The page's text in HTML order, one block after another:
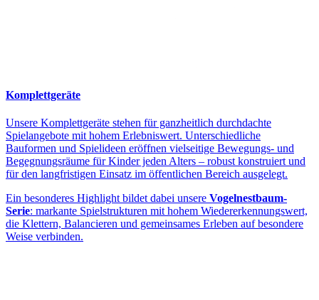
Komplettgeräte
Unsere Komplettgeräte stehen für ganzheitlich durchdachte
Spielangebote mit hohem Erlebniswert. Unterschiedliche
Bauformen und Spielideen eröffnen vielseitige Bewegungs- und
Begegnungsräume für Kinder jeden Alters – robust konstruiert und
für den langfristigen Einsatz im öffentlichen Bereich ausgelegt.
Ein besonderes Highlight bildet dabei unsere Vogelnestbaum-
Serie: markante Spielstrukturen mit hohem Wiedererkennungswert,
die Klettern, Balancieren und gemeinsames Erleben auf besondere
Weise verbinden.